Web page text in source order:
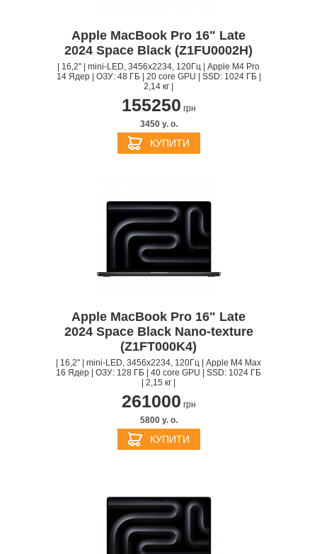
Apple MacBook Pro 16" Late
2024 Space Black (Z1FU0002H)
| 16,2" | mini-LED, 3456x2234, 120Гц | Apple M4 Pro
14 Ядер | ОЗУ: 48 ГБ | 20 core GPU | SSD: 1024 ГБ |
2,14 кг |
155250 грн
3450 y. о.
КУПИТИ
Apple MacBook Pro 16" Late
2024 Space Black Nano-texture
(Z1FT000K4)
| 16,2" | mini-LED, 3456x2234, 120Гц | Apple M4 Max
16 Ядер | ОЗУ: 128 ГБ | 40 core GPU | SSD: 1024 ГБ
| 2,15 кг |
261000 грн
5800 y. о.
КУПИТИ